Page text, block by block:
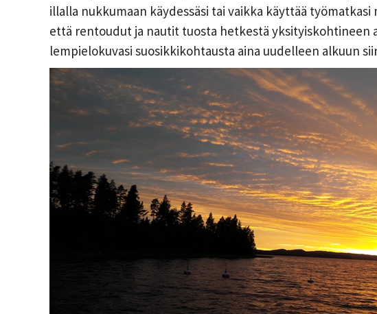
illalla nukkumaan käydessäsi tai vaikka käyttää
että rentoudut ja nautit tuosta hetkestä yksityiskohtineen
lempielokuvasi suosikkikohtausta aina uudelleen alkuun